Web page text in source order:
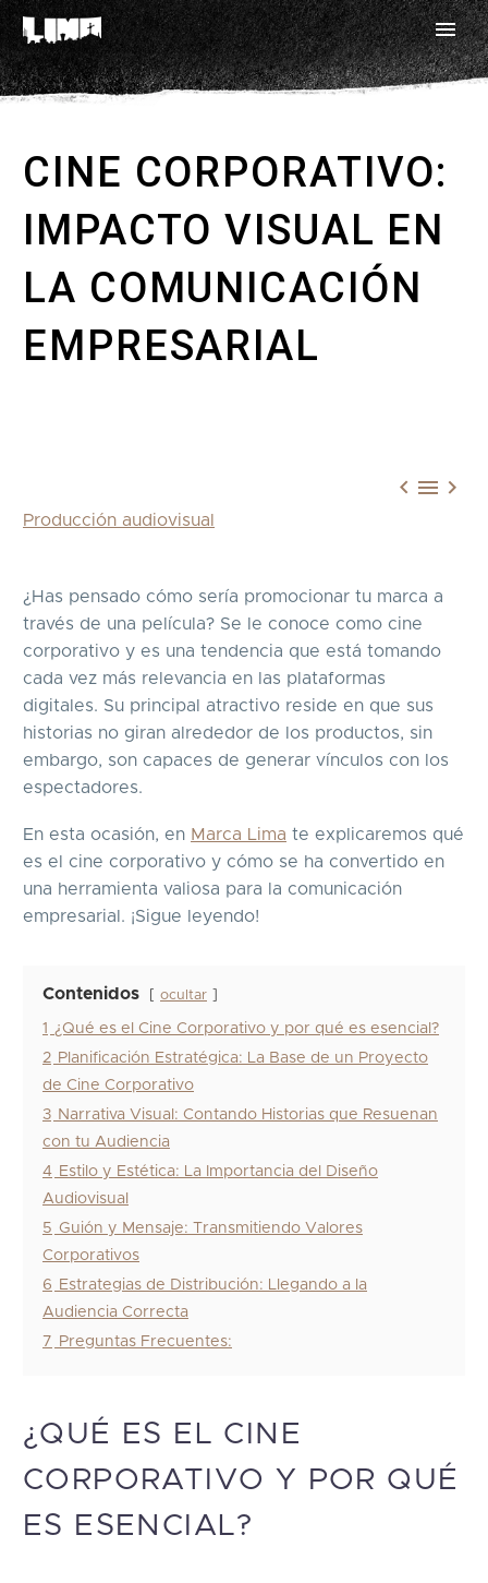
CINE CORPORATIVO:
IMPACTO VISUAL EN
LA COMUNICACIÓN
EMPRESARIAL
  
Producción audiovisual
¿Has pensado cómo sería promocionar tu marca a
través de una película? Se le conoce como cine
corporativo y es una tendencia que está tomando
cada vez más relevancia en las plataformas
digitales. Su principal atractivo reside en que sus
historias no giran alrededor de los productos, sin
embargo, son capaces de generar vínculos con los
espectadores.
En esta ocasión, en Marca Lima te explicaremos qué
es el cine corporativo y cómo se ha convertido en
una herramienta valiosa para la comunicación
empresarial. ¡Sigue leyendo!
Contenidos ocultar
1
¿Qué es el Cine Corporativo y por qué es esencial?
2 Planificación Estratégica: La Base de un Proyecto
de Cine Corporativo
3 Narrativa Visual: Contando Historias que Resuenan
con tu Audiencia
4 Estilo y Estética: La Importancia del Diseño
Audiovisual
5 Guión y Mensaje: Transmitiendo Valores
Corporativos
6
Estrategias de Distribución: Llegando a la
Audiencia Correcta
7
Preguntas Frecuentes:
¿QUÉ ES EL CINE
CORPORATIVO Y POR QUÉ
ES ESENCIAL?